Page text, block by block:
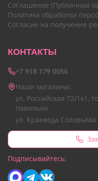
Соглашение (Публичная
Политика обработки
Согласие на получение
КОНТАКТЫ
+7 918 179 0056
Наши магазины:
ул. Российская 72/1к1,
павильон
ул. Краеведа
Подписывайтесь: